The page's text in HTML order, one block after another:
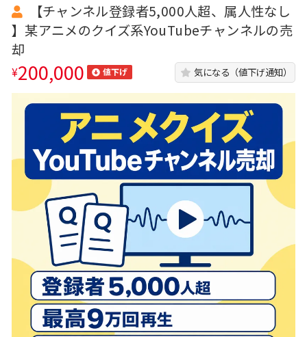
【チャンネル登録者5,000人超、属人性なし
】某アニメのクイズ系YouTubeチャンネルの売
却
¥200,000 値下げ 気になる（値下げ通知）